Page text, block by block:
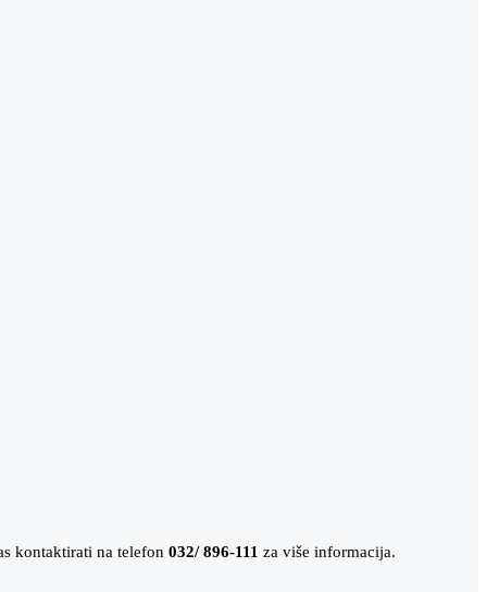
kontaktirati na telefon 032/ 896-111 za više informacija.